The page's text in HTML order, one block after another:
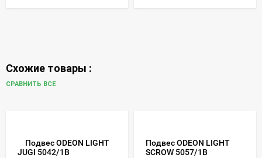
Схожие товары :
СРАВНИТЬ ВСЕ
Подвес ODEON LIGHT
JUGI 5042/1B
Подвес ODEON LIGHT
SCROW 5057/1B